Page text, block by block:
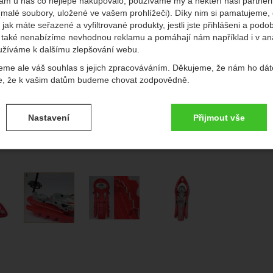
soubory, uložené ve vašem prohlížeči). Díky nim si pamatujeme,
máte seřazené a vyfiltrované produkty, jestli jste přihlášeni a
nenabízíme nevhodnou reklamu a pomáhají nám například i v
k dalšímu zlepšování webu.
ale váš souhlas s jejich zpracováváním. Děkujeme, že nám ho
že k vašim datům budeme chovat zodpovědně.
souhlasů s kategoriemi cookies
- bez těchto cookies náš web nebude fungovat.
cookies umožňují váš průchod nákupním košíkem, porovnávání
funkce.
a rozšířené funkce
a rozšířené funkce -
abyste nemuseli vše nastavovat znovu a
spojit např. pomocí chatu
Nastavení Přijmout vše